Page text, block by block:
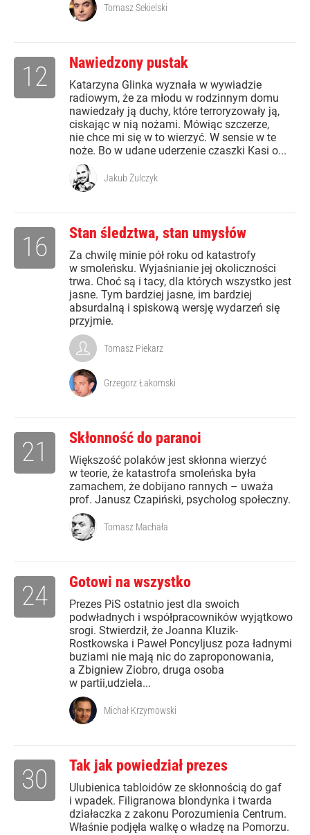
Tomasz Sekielski
Nawiedzony pustak
Katarzyna Glinka wyznała w wywiadzie
radiowym, że za młodu w rodzinnym domu
nawiedzały ją duchy, które terroryzowały ją,
ciskając w nią nożami. Mówiąc szczerze,
nie chce mi się w to wierzyć. W sensie w te
noże. Bo w udane uderzenie czaszki Kasi o...
12
Jakub Żulczyk
Stan śledztwa, stan umysłów
Za chwilę minie pół roku od katastrofy
w smoleńsku. Wyjaśnianie jej okoliczności
trwa. Choć są i tacy, dla których wszystko jest
jasne. Tym bardziej jasne, im bardziej
absurdalną i spiskową wersję wydarzeń się
przyjmie.
16
Tomasz Piekarz
Grzegorz Łakomski
Skłonność do paranoi
Większość polaków jest skłonna wierzyć
w teorie, że katastrofa smoleńska była
zamachem, że dobijano rannych – uważa
prof. Janusz Czapiński, psycholog społeczny.
21
Tomasz Machała
Gotowi na wszystko
Prezes PiS ostatnio jest dla swoich
podwładnych i współpracowników wyjątkowo
srogi. Stwierdził, że Joanna Kluzik-
Rostkowska i Paweł Poncyljusz poza ładnymi
buziami nie mają nic do zaproponowania,
a Zbigniew Ziobro, druga osoba
w partii,udziela...
24
Michał Krzymowski
Tak jak powiedział prezes
Ulubienica tabloidów ze skłonnością do gaf
i wpadek. Filigranowa blondynka i twarda
działaczka z zakonu Porozumienia Centrum.
Właśnie podjęła walkę o władzę na Pomorzu.
30